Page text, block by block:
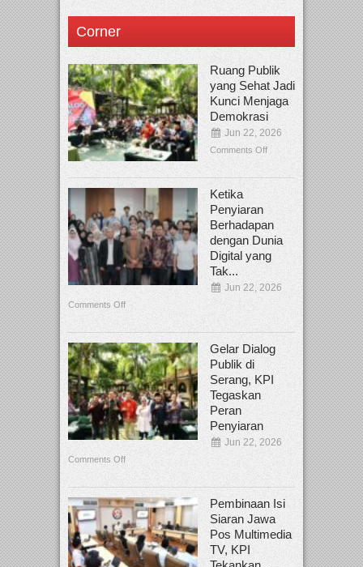
Corner
Ruang Publik
yang Sehat Jadi
Kunci Menjaga
Demokrasi
Jun 22, 2026
Comments Off
Ketika
Penyiaran
Berhadapan
dengan Dunia
Digital yang
Tak...
Jun 22, 2026
Comments Off
Gelar Dialog
Publik di
Serang, KPI
Tegaskan
Peran
Penyiaran
Jun 22, 2026
Comments Off
Pembinaan Isi
Siaran Jawa
Pos Multimedia
TV, KPI